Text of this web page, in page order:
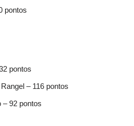
pontos
pontos
– 116 pontos
– 92 pontos